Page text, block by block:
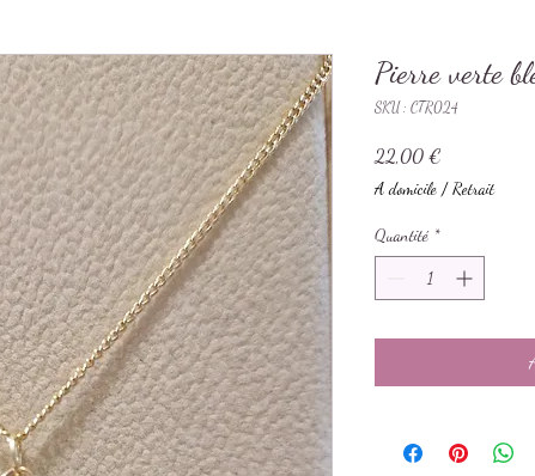
Pierre verte
SKU : CTR024
22,00 €
A domicile / Retrait
Quantité *